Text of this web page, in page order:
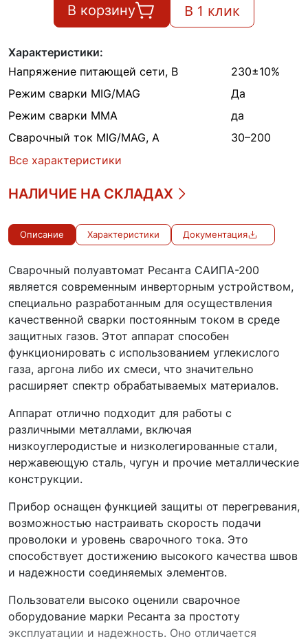
В корзину В 1 клик
Характеристики:
Напряжение питающей сети, В
230±10%
Режим сварки MIG/MAG
Да
Режим сварки MMA
да
Сварочный ток MIG/MAG, А
30–200
Все характеристики
НАЛИЧИЕ НА СКЛАДАХ
Описание Характеристики Документация
Сварочный полуавтомат Ресанта САИПА-200
является современным инверторным устройством,
специально разработанным для осуществления
качественной сварки постоянным током в среде
защитных газов. Этот аппарат способен
функционировать с использованием углекислого
газа, аргона либо их смеси, что значительно
расширяет спектр обрабатываемых материалов.
Аппарат отлично подходит для работы с
различными металлами, включая
низкоуглеродистые и низколегированные стали,
нержавеющую сталь, чугун и прочие металлические
конструкции.
Прибор оснащен функцией защиты от перегревания,
возможностью настраивать скорость подачи
проволоки и уровень сварочного тока. Это
способствует достижению высокого качества швов
и надежности соединяемых элементов.
Пользователи высоко оценили сварочное
оборудование марки Ресанта за простоту
эксплуатации и надежность. Оно отличается